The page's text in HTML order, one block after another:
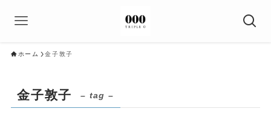
ホーム 金子敦子
金子敦子 – tag –